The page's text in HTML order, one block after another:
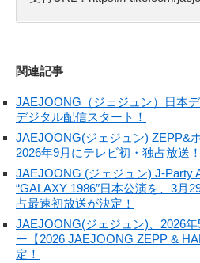
関連記事
JAEJOONG（ジェジュン）日本
デジタル配信スタート！
JAEJOONG(ジェジュン) ZEPP&
2026年9月にテレビ初・独占放送
JAEJOONG (ジェジュン) J-Party
“GALAXY 1986″日本公演を、3月
占最速初放送が決定！
JAEJOONG(ジェジュン)、2026
ー【2026 JAEJOONG ZEPP &
定！